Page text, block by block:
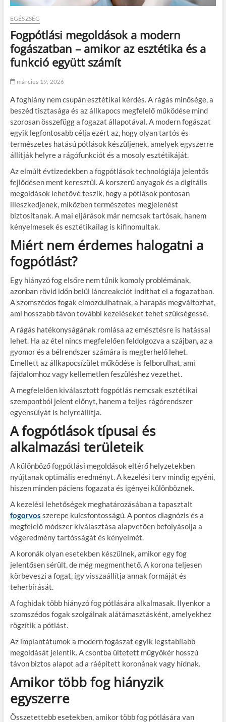
EGÉSZSÉG
Fogpótlási megoldások a modern
fogászatban – amikor az esztétika és a
funkció együtt számít
március 19, 2026
A foghiány nem csupán esztétikai kérdés. A rágás minősége, a
beszéd tisztasága és az állkapocs megfelelő működése mind
szorosan összefügg a fogazat állapotával. A modern fogászat
egyik legfontosabb célja ezért az, hogy olyan tartós és
természetes hatású pótlások készüljenek, amelyek egyszerre
állítják helyre a rágófunkciót és a mosoly esztétikáját.
Az elmúlt évtizedekben a fogpótlások technológiája jelentős
fejlődésen ment keresztül. A korszerű anyagok és a digitális
megoldások lehetővé teszik, hogy a pótlások pontosan
illeszkedjenek, miközben természetes megjelenést
biztosítanak. A mai eljárások már nemcsak tartósak, hanem
kényelmesek és esztétikailag is kifinomultak.
Miért nem érdemes halogatni a
fogpótlást?
Egy hiányzó fog elsőre nem tűnik komoly problémának,
azonban rövid időn belül láncreakciót indíthat el a fogazatban.
A szomszédos fogak elmozdulhatnak, a harapás megváltozhat,
ami hosszabb távon további kezeléseket tehet szükségessé.
A rágás hatékonyságának romlása az emésztésre is hatással
lehet. Ha az étel nincs megfelelően feldolgozva a szájban, az a
gyomor és a bélrendszer számára is megterhelő lehet.
Emellett az állkapocsízület működése is felborulhat, ami
fájdalomhoz vagy kellemetlen feszüléshez vezethet.
A megfelelően kiválasztott fogpótlás nemcsak esztétikai
szempontból jelent előnyt, hanem a teljes rágórendszer
egyensúlyát is helyreállítja.
A fogpótlások típusai és
alkalmazási területeik
A különböző fogpótlási megoldások eltérő helyzetekben
nyújtanak optimális eredményt. A kezelési terv mindig egyéni,
hiszen minden páciens fogazata és igényei különböznek.
A kezelési lehetőségek meghatározásában a tapasztalt
fogorvos szerepe kulcsfontosságú. A pontos diagnózis és a
megfelelő módszer kiválasztása alapvetően befolyásolja a
végeredmény tartósságát és kényelmét.
A koronák olyan esetekben készülnek, amikor egy fog
jelentősen sérült, de még megmenthető. A korona teljesen
körbeveszi a fogat, így visszaállítja annak formáját és
teherbírását.
A foghidak több hiányzó fog pótlására alkalmasak. Ilyenkor a
szomszédos fogak szolgálnak alátámasztásként, amelyekhez
rögzítik a pótlást.
Az implantátumok a modern fogászat egyik legstabilabb
megoldását jelentik. A csontba ültetett műgyökér hosszú
távon biztos alapot ad a ráépített koronának vagy hídnak.
Amikor több fog hiányzik
egyszerre
Összetettebb esetekben, amikor több fog pótlására van